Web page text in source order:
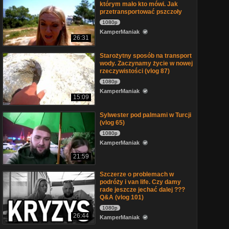
26:31
którym mało kto mówi. Jak
przetransportować pszczoły
1080p
KamperManiak
15:09
Starożytny sposób na transport
wody. Zaczynamy życie w nowej
rzeczywistości (vlog 87)
1080p
KamperManiak
21:59
Sylwester pod palmami w Turcji
(vlog 65)
1080p
KamperManiak
26:44
Szczerze o problemach w
podróży i van life. Czy damy
rade jeszcze jechać dalej ???
Q&A (vlog 101)
1080p
KamperManiak